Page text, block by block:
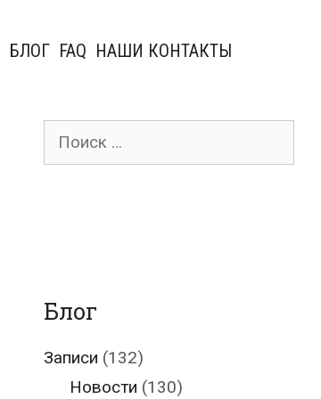
БЛОГ FAQ НАШИ КОНТАКТЫ
Поиск
Блог
Записи (132)
Новости (130)